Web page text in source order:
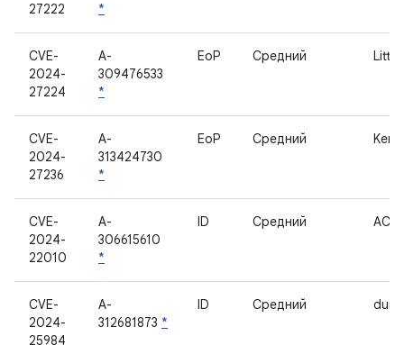
27222
*
CVE-
2024-
27224
A-
309476533
*
EoP Средний Little
CVE-
2024-
27236
A-
313424730
*
EoP Средний
CVE-
2024-
22010
A-
306615610
*
ID Средний
CVE-
2024-
25984
A-
312681873 *
ID Средний